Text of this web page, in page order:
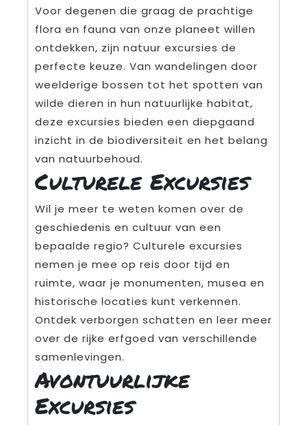
Voor degenen die graag de prachtige
flora en fauna van onze planeet willen
ontdekken, zijn natuur excursies de
perfecte keuze. Van wandelingen door
weelderige bossen tot het spotten van
wilde dieren in hun natuurlijke habitat,
deze excursies bieden een diepgaand
inzicht in de biodiversiteit en het belang
van natuurbehoud.
Culturele Excursies
Wil je meer te weten komen over de
geschiedenis en cultuur van een
bepaalde regio? Culturele excursies
nemen je mee op reis door tijd en
ruimte, waar je monumenten, musea en
historische locaties kunt verkennen.
Ontdek verborgen schatten en leer meer
over de rijke erfgoed van verschillende
samenlevingen.
Avontuurlijke
Excursies